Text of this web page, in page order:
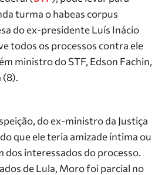
turma o habeas corpus
do ex-presidente Luís Inácio
todos os processos contra ele
ministro do STF, Edson Fachin,
(8).
do ex-ministro da Justiça
que ele teria amizade íntima ou
dos interessados do processo.
de Lula, Moro foi parcial no